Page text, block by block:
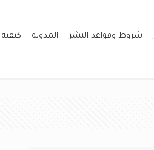
شروط وقواعد النشر المدونة